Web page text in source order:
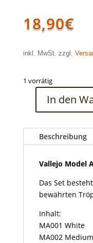
18,90€
inkl. MwSt. zzgl.
1 vorrätig
Air
Basis-
Menge
In den
Beschreibung
Vallejo Model
Das Set
bewährten
Inhalt:
MA001 White
MA002